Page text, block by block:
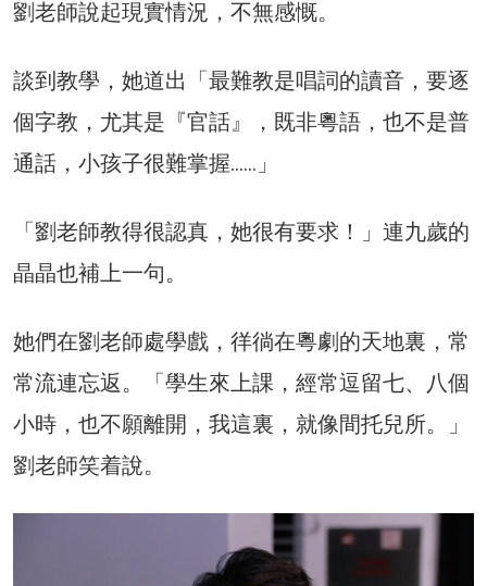
劉老師說起現實情況，不無感慨。
談到教學，她道出「最難教是唱詞的讀音，要逐
個字教，尤其是『官話』，既非粵語，也不是普
通話，小孩子很難掌握……」
「劉老師教得很認真，她很有要求！」連九歲的
晶晶也補上一句。
她們在劉老師處學戲，徉徜在粵劇的天地裏，常
常流連忘返。「學生來上課，經常逗留七、八個
小時，也不願離開，我這裏，就像間托兒所。」
劉老師笑着說。